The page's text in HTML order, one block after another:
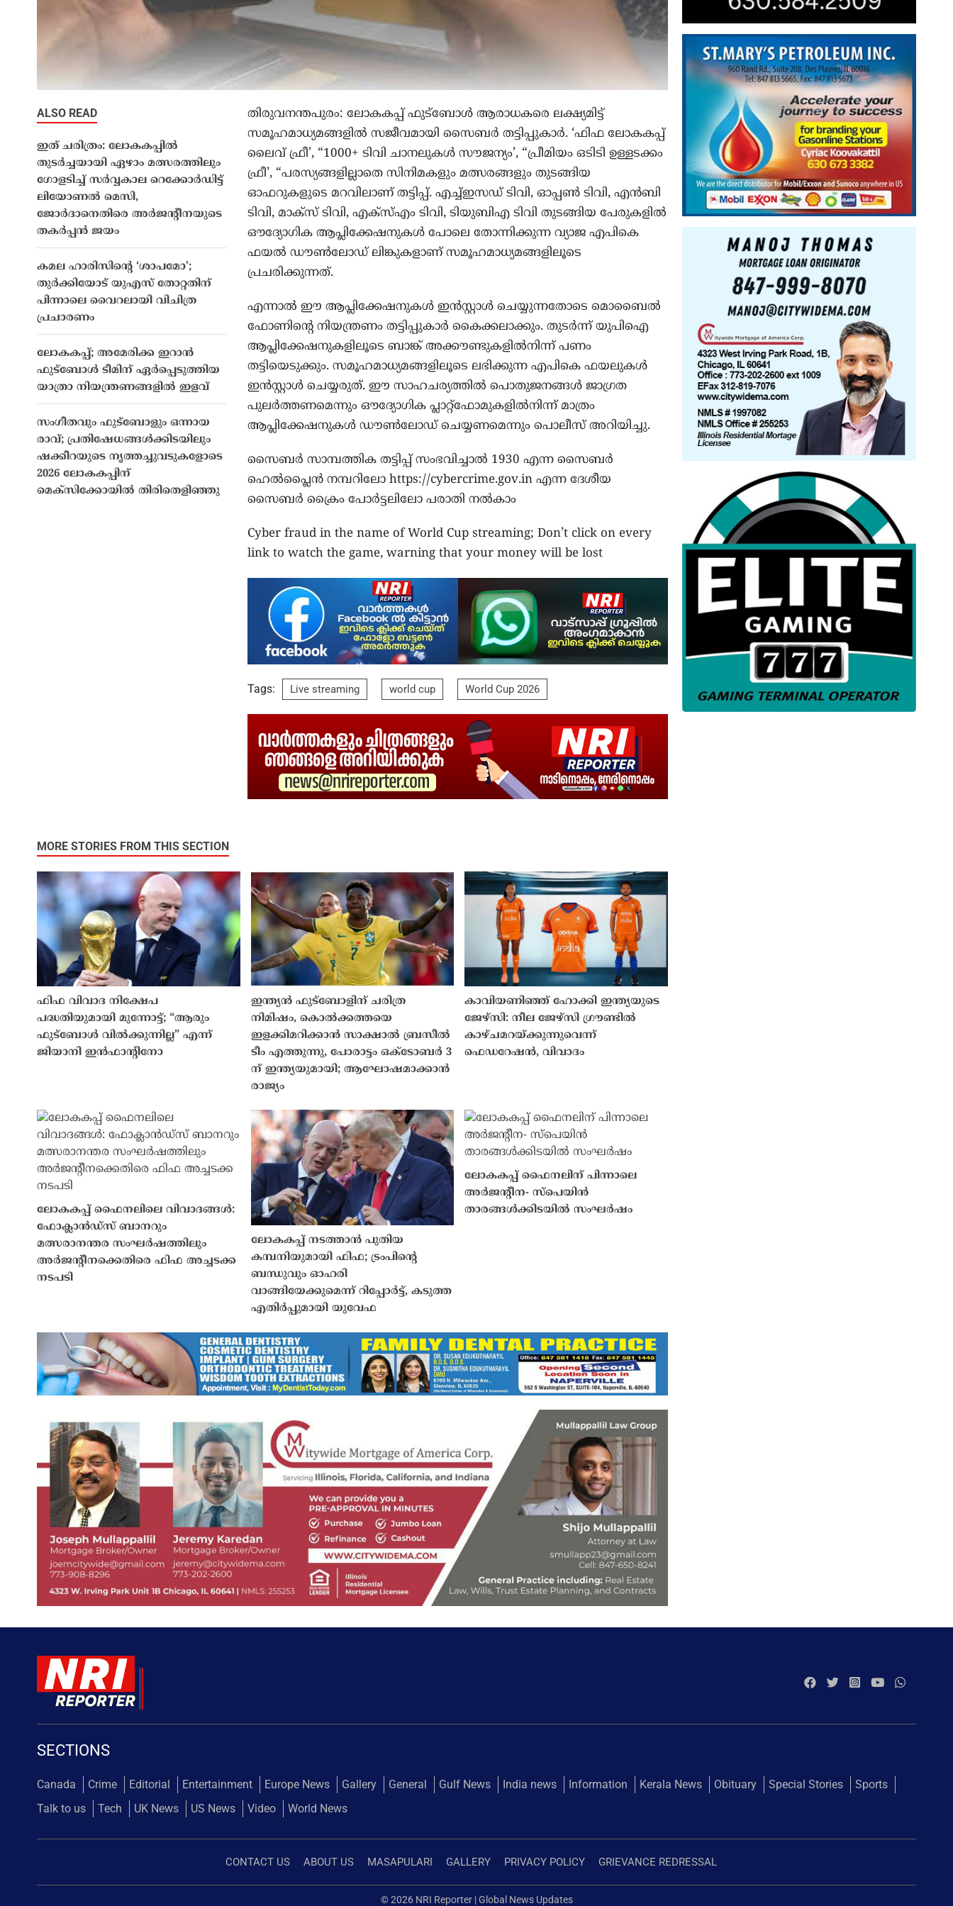
തിരുവനന്തപുരം: ലോകകപ്പ് ഫുട്ബോൾ ആരാധകരെ ലക്ഷ്യമിട്ട്
സമൂഹമാധ്യമങ്ങളിൽ സജീവമായി സൈബർ തട്ടിപ്പുകാർ. ‘ഫിഫ ലോകകപ്പ്
ലൈവ് ഫ്രീ’, “1000+ ടിവി ചാനലുകൾ സൗജന്യം’, “പ്രീമിയം ഒടിടി ഉള്ളടക്കം
ഫ്രീ’, “പരസ്യങ്ങളില്ലാതെ സിനിമകളും മത്സരങ്ങളും തുടങ്ങിയ
ഓഫറുകളുടെ മറവിലാണ് തട്ടിപ്പ്. എച്ച്ഇസഡ് ടിവി, ഓപ്പൺ ടിവി, എൻബി
ടിവി, മാക്സ് ടിവി, എക്സ്എം ടിവി, ടിയുബിഎ ടിവി തുടങ്ങിയ പേരുകളിൽ
ഔദ്യോഗിക ആപ്ലിക്കേഷനുകൾ പോലെ തോന്നിക്കുന്ന വ്യാജ എപികെ
ഫയൽ ഡൗൺലോഡ് ലിങ്കുകളാണ് സമൂഹമാധ്യമങ്ങളിലൂടെ
പ്രചരിക്കുന്നത്.
എന്നാൽ ഈ ആപ്ലിക്കേഷനുകൾ ഇൻസ്റ്റാൾ ചെയ്യുന്നതോടെ മൊബൈൽ
ഫോണിന്റെ നിയന്ത്രണം തട്ടിപ്പുകാർ കൈക്കലാക്കും. തുടർന്ന് യുപിഐ
ആപ്ലിക്കേഷനുകളിലൂടെ ബാങ്ക് അക്കൗണ്ടുകളിൽനിന്ന് പണം
തട്ടിയെടുക്കും. സമൂഹമാധ്യമങ്ങളിലൂടെ ലഭിക്കുന്ന എപികെ ഫയലുകൾ
ഇൻസ്റ്റാൾ ചെയ്യരുത്. ഈ സാഹചര്യത്തിൽ പൊതുജനങ്ങൾ ജാഗ്രത
പുലർത്തണമെന്നും ഔദ്യോഗിക പ്ലാറ്റ്ഫോമുകളിൽനിന്ന് മാത്രം
ആപ്ലിക്കേഷനുകൾ ഡൗൺലോഡ് ചെയ്യണമെന്നും പൊലീസ് അറിയിച്ചു.
സൈബർ സാമ്പത്തിക തട്ടിപ്പ് സംഭവിച്ചാൽ 1930 എന്ന സൈബർ
ഹെൽപ്ലൈൻ നമ്പറിലോ https://cybercrime.gov.in എന്ന ദേശീയ
സൈബർ ക്രൈം പോർട്ടലിലോ പരാതി നൽകാം
Cyber ​​fraud in the name of World Cup streaming; Don’t click on every
link to watch the game, warning that your money will be lost
Tags: Live streaming world cup World Cup 2026
ALSO READ
ഇത് ചരിത്രം: ലോകകപ്പിൽ
തുടർച്ചയായി ഏഴാം മത്സരത്തിലും
ഗോളടിച്ച് സർവ്വകാല റെക്കോർഡിട്ട്
ലിയോണല്‍ മെസി,
ജോർദാനെതിരെ അർജൻ്റീനയുടെ
തകർപ്പൻ ജയം
കമല ഹാരിസിന്റെ ‘ശാപമോ’;
തുർക്കിയോട് യുഎസ് തോറ്റതിന്
പിന്നാലെ വൈറലായി വിചിത്ര
പ്രചാരണം
ലോകകപ്പ്; അമേരിക്ക ഇറാന്‍
ഫുട്‌ബോള്‍ ടീമിന് ഏര്‍പ്പെടുത്തിയ
യാത്രാ നിയന്ത്രണങ്ങളില്‍ ഇളവ്
സംഗീതവും ഫുട്ബോളും ഒന്നായ
രാവ്; പ്രതിഷേധങ്ങൾക്കിടയിലും
ഷക്കീറയുടെ നൃത്തച്ചുവടുകളോടെ
2026 ലോകകപ്പിന്
മെക്സിക്കോയിൽ തിരിതെളിഞ്ഞു
MORE STORIES FROM THIS SECTION
ഫിഫ വിവാദ നിക്ഷേപ
പദ്ധതിയുമായി മുന്നോട്ട്; “ആരും
ഫുട്ബോൾ വിൽക്കുന്നില്ല” എന്ന്
ജിയാനി ഇൻഫാൻ്റിനോ
ഇന്ത്യൻ ഫുട്ബോളിന് ചരിത്ര
നിമിഷം, കൊൽക്കത്തയെ
ഇളക്കിമറിക്കാൻ സാക്ഷാൽ ബ്രസീൽ
ടീം എത്തുന്നു, പോരാട്ടം ഒക്ടോബർ 3
ന് ഇന്ത്യയുമായി; ആഘോഷമാക്കാൻ
രാജ്യം
കാവിയണിഞ്ഞ് ഹോക്കി ഇന്ത്യയുടെ
ജേഴ്സി: നീല ജേഴ്സി ഗ്രൗണ്ടിൽ
കാഴ്ചമറയ്ക്കുന്നുവെന്ന്
ഫെഡറേഷൻ, വിവാദം
ലോകകപ്പ് ഫൈനലിലെ വിവാദങ്ങൾ:
ഫോക്ലാൻഡ്‌സ് ബാനറും
മത്സരാനന്തര സംഘർഷത്തിലും
അർജന്റീനക്കെതിരെ ഫിഫ അച്ചടക്ക
നടപടി
ലോകകപ്പ് നടത്താൻ പുതിയ
കമ്പനിയുമായി ഫിഫ; ട്രംപിന്റെ
ബന്ധുവും ഓഹരി
വാങ്ങിയേക്കുമെന്ന് റിപ്പോർട്ട്, കടുത്ത
എതിർപ്പുമായി യുവേഫ
ലോകകപ്പ് ഫൈനലിന് പിന്നാലെ
അർജന്റീന- സ്‌പെയിൻ
താരങ്ങൾക്കിടയിൽ സംഘർഷം
SECTIONS
Canada Crime Editorial Entertainment Europe News Gallery General Gulf News India news Information Kerala News Obituary Special Stories
Sports
Talk to us
Tech UK News US News Video World News
CONTACT US ABOUT US MASAPULARI GALLERY PRIVACY POLICY GRIEVANCE REDRESSAL
© 2026 NRI Reporter | Global News Updates